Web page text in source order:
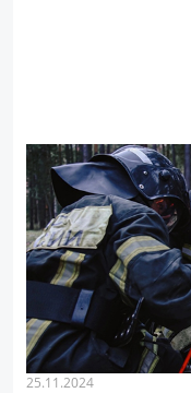
25.11.2024